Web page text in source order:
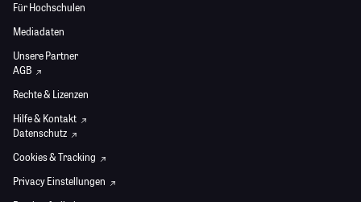
Für Hochschulen
Mediadaten
Unsere Partner
AGB
Rechte & Lizenzen
Hilfe & Kontakt
Datenschutz
Cookies & Tracking
Privacy Einstellungen